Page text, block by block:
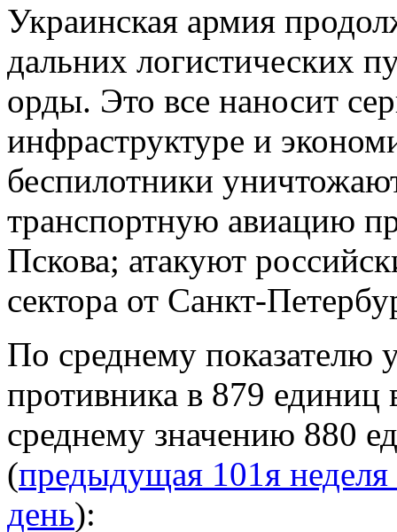
Украинская армия
дальних логистических
орды. Это все наносит
инфраструктуре и
беспилотники
транспортную авиацию
Пскова; атакуют
сектора от Санкт-
По среднему
противника в 879 единиц
среднему значению 880
(предыдущая 101я
день):